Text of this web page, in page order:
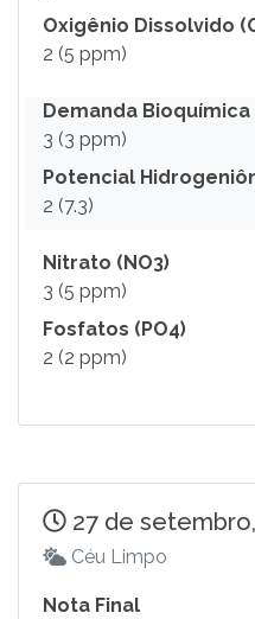
Oxigênio Dissolvido
2 (5 ppm)
Demanda Bioquímica
3 (3 ppm)
Potencial
2 (7.3)
Nitrato (NO3)
3 (5 ppm)
Fosfatos (PO4)
2 (2 ppm)
27 de
Céu Limpo
Nota Final